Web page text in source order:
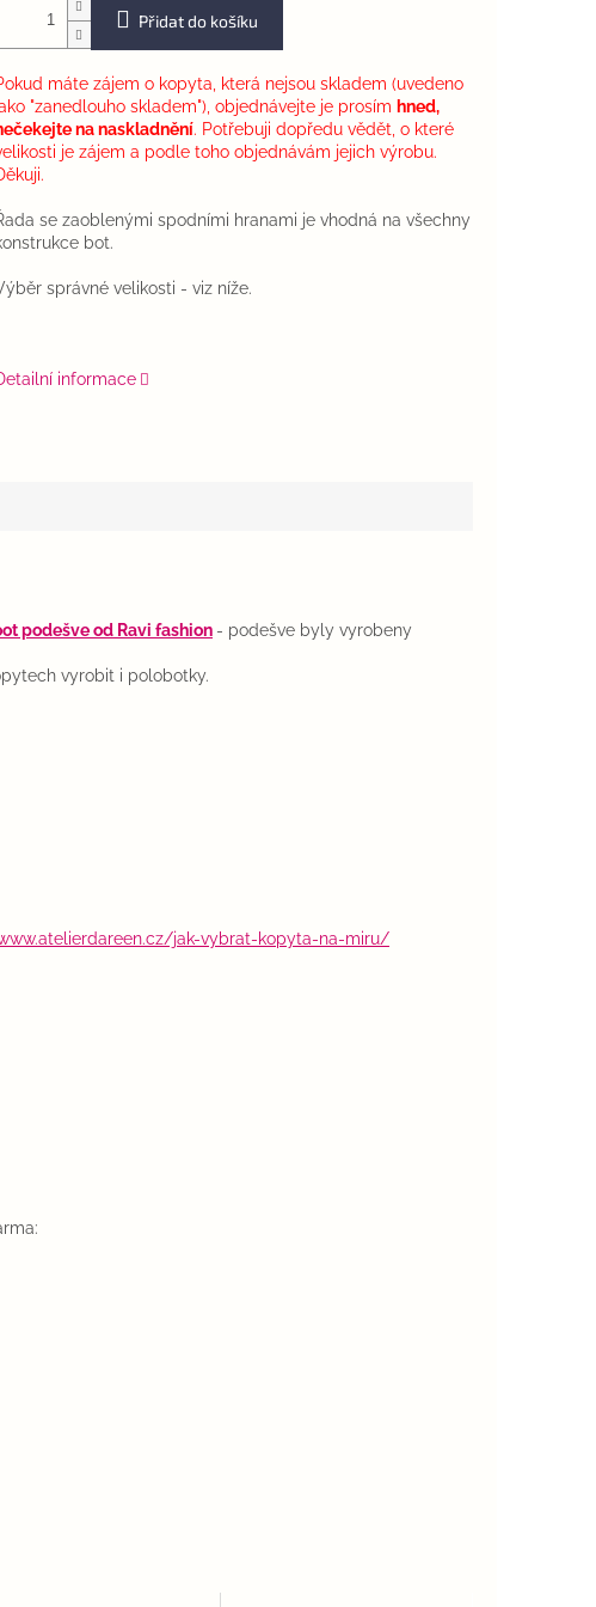
Přidat do košíku
máte zájem o kopyta, která nejsou skladem (uvedeno
"zanedlouho skladem"), objednávejte je prosím hned,
na naskladnění. Potřebuji dopředu vědět, o které
je zájem a podle toho objednávám jejich výrobu.
se zaoblenými spodními hranami je vhodná na všechny
bot.
správné velikosti - viz níže.
informace
podešve od Ravi fashion - podešve byly vyrobeny
vyrobit i polobotky.
jak-vybrat-kopyta-na-miru/